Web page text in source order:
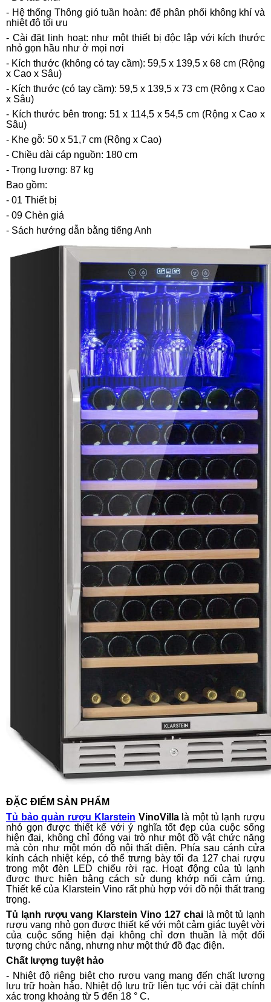
- Hệ thống Thông gió tuần hoàn: để phân phối không khí và
nhiệt độ tối ưu
- Cài đặt linh hoạt: như một thiết bị độc lập với kích thước
nhỏ gọn hầu như ở mọi nơi
- Kích thước (không có tay cầm): 59,5 x 139,5 x 68 cm (Rộng
x Cao x Sâu)
- Kích thước (có tay cầm): 59,5 x 139,5 x 73 cm (Rộng x Cao
x Sâu)
- Kích thước bên trong: 51 x 114,5 x 54,5 cm (Rộng x Cao x
Sâu)
- Khe gỗ: 50 x 51,7 cm (Rộng x Cao)
- Chiều dài cáp nguồn: 180 cm
- Trọng lượng: 87 kg
Bao gồm:
- 01 Thiết bị
- 09 Chèn giá
- Sách hướng dẫn bằng tiếng Anh
ĐẶC ĐIỂM SẢN PHẨM
Tủ bảo quản rượu Klarstein VinoVillalà một tủ lạnh rượu
nhỏ gọn được thiết kế với ý nghĩa tốt đẹp của cuộc sống
hiện đại, không chỉ đóng vai trò như một đồ vật chức năng
mà còn như một món đồ nội thất điện. Phía sau cánh cửa
kính cách nhiệt kép, có thể trưng bày tối đa 127 chai rượu
trong một đèn LED chiếu rời rạc. Hoạt động của tủ lạnh
được thực hiện bằng cách sử dụng khớp nối cảm ứng.
Thiết kế của Klarstein Vino rất phù hợp với đồ nội thất trang
trọng.
Tủ lạnh rượu vang Klarstein Vino 127 chailà một tủ lạnh
rượu vang nhỏ gọn được thiết kế với một cảm giác tuyệt vời
của cuộc sống hiện đại không chỉ đơn thuần là một đối
tượng chức năng, nhưng như một thứ đồ đạc điện.
Chất lượng tuyệt hảo
- Nhiệt độ riêng biệt cho rượu vang mang đến chất lượng
lưu trữ hoàn hảo. Nhiệt độ lưu trữ liên tục với cài đặt chính
xác trong khoảng từ 5 đến 18 ° C.